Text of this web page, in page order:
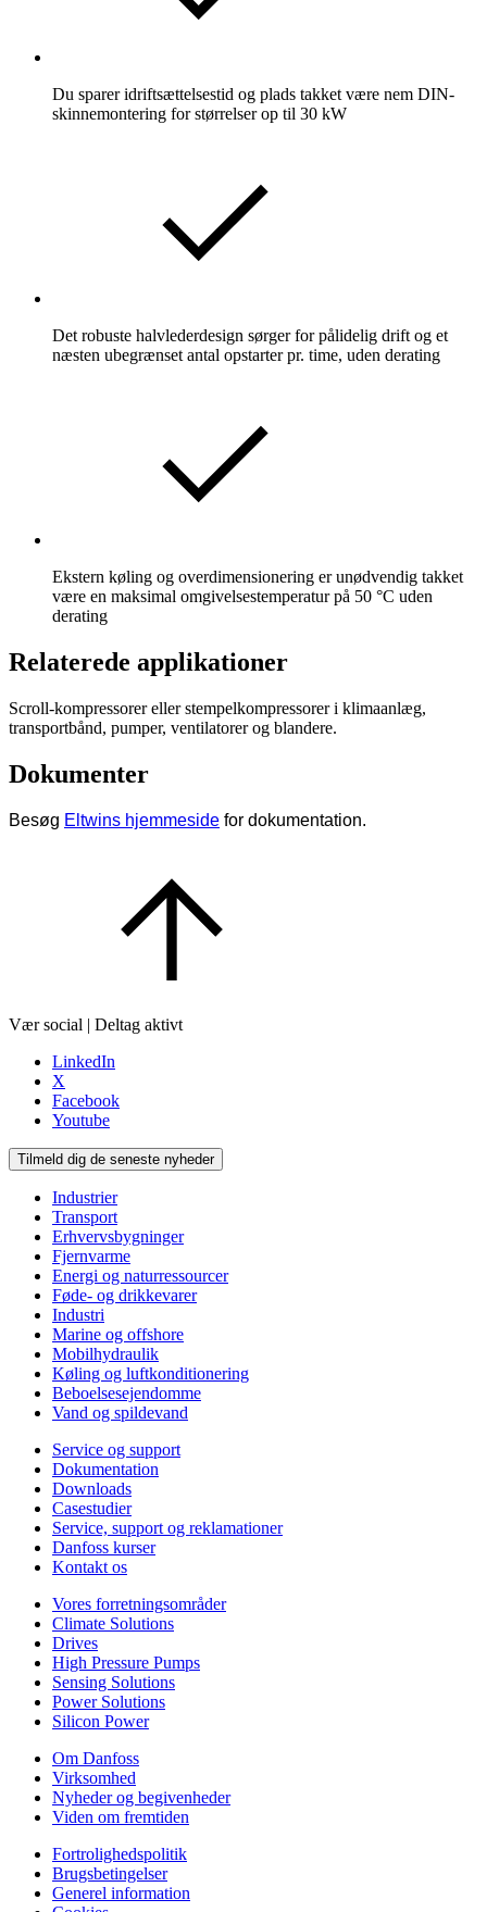
Du sparer idriftsættelsestid og plads takket være nem DIN-
skinnemontering for størrelser op til 30 kW
Det robuste halvlederdesign sørger for pålidelig drift og et
næsten ubegrænset antal opstarter pr. time, uden derating
Ekstern køling og overdimensionering er unødvendig takket
være en maksimal omgivelsestemperatur på 50 °C uden
derating
Relaterede applikationer
Scroll-kompressorer eller stempelkompressorer i klimaanlæg,
transportbånd, pumper, ventilatorer og blandere.
Dokumenter
Besøg Eltwins hjemmeside for dokumentation.
Vær social | Deltag aktivt
LinkedIn
X
Facebook
Youtube
Tilmeld dig de seneste nyheder
Industrier
Transport
Erhvervsbygninger
Fjernvarme
Energi og naturressourcer
Føde- og drikkevarer
Industri
Marine og offshore
Mobilhydraulik
Køling og luftkonditionering
Beboelsesejendomme
Vand og spildevand
Service og support
Dokumentation
Downloads
Casestudier
Service, support og reklamationer
Danfoss kurser
Kontakt os
Vores forretningsområder
Climate Solutions
Drives
High Pressure Pumps
Sensing Solutions
Power Solutions
Silicon Power
Om Danfoss
Virksomhed
Nyheder og begivenheder
Viden om fremtiden
Fortrolighedspolitik
Brugsbetingelser
Generel information